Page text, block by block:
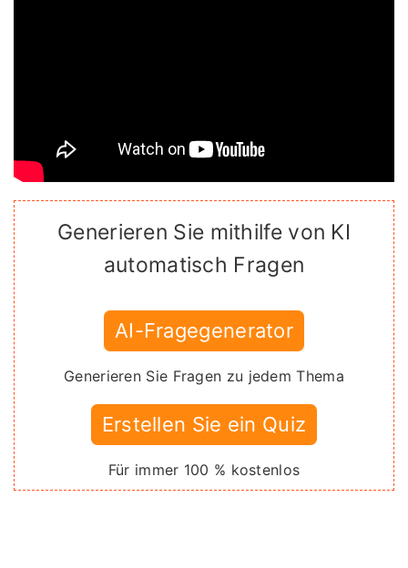
Generieren Sie mithilfe von KI
automatisch Fragen
AI-Fragegenerator
Generieren Sie Fragen zu jedem Thema
Erstellen Sie ein Quiz
Für immer 100 % kostenlos